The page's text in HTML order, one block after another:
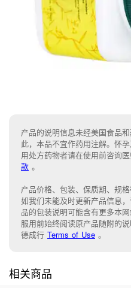
产品的说明信息未经美国食品
此，本品不宜作药用注解。怀
用处方药物者请在使用前咨询
款 。
产品价格、包装、保质期、规
如我们未能及时更新产品信息，
品的包装说明可能含有更多本
服用前始终阅读原产品随附的
德成行 Terms of Use 。
相关商品